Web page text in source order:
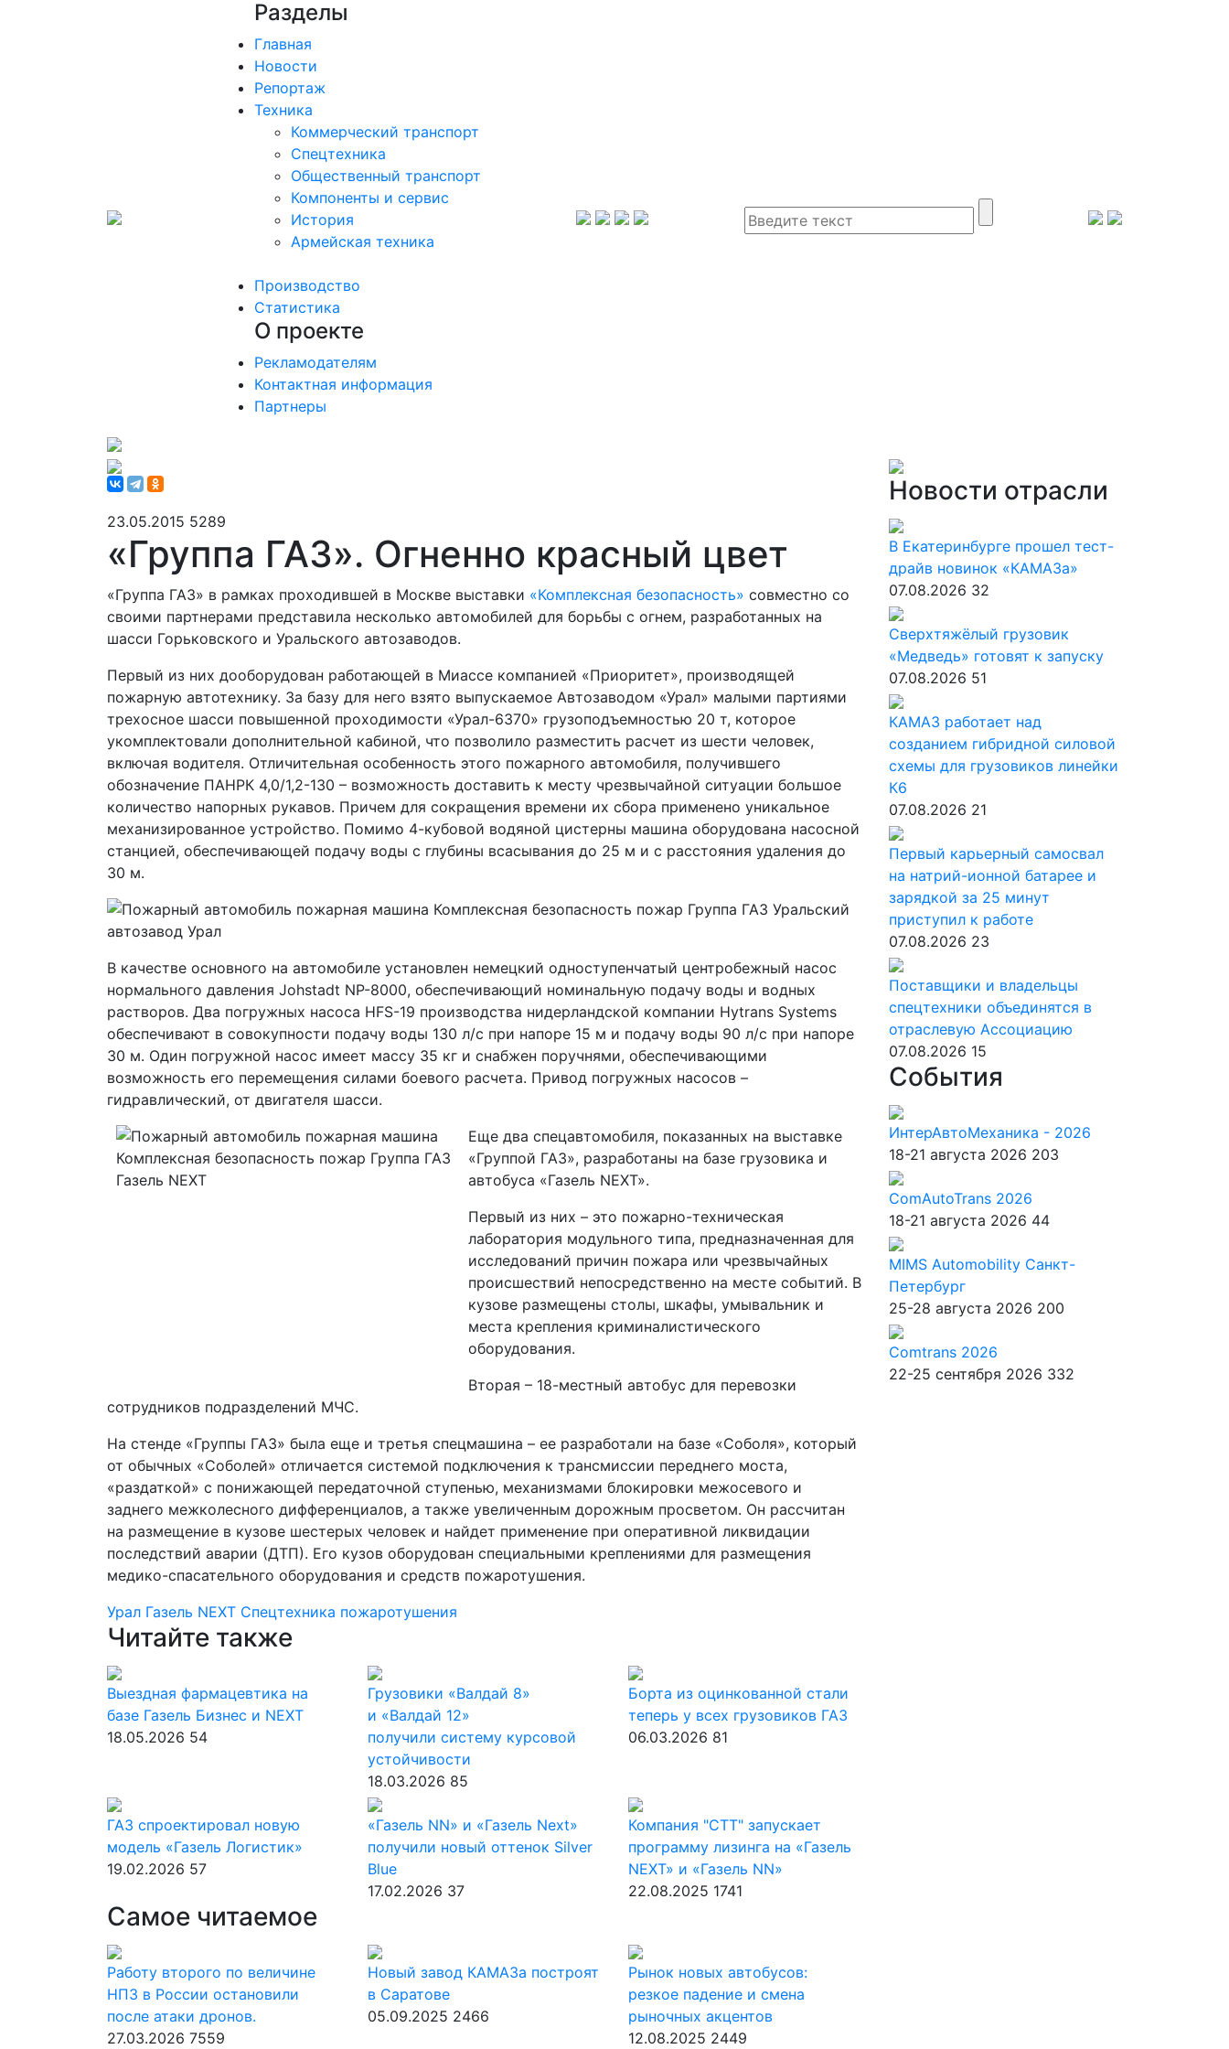
Разделы
Главная
Новости
Репортаж
Техника
Коммерческий транспорт
Спецтехника
Общественный транспорт
Компоненты и сервис
История
Армейская техника
Производство
Статистика
О проекте
Рекламодателям
Контактная информация
Партнеры
23.05.2015 5289
«Группа ГАЗ». Огненно красный цвет
«Группа ГАЗ» в рамках проходившей в Москве выставки «Комплексная безопасность» совместно со
своими партнерами представила несколько автомобилей для борьбы с огнем, разработанных на
шасси Горьковского и Уральского автозаводов.
Первый из них дооборудован работающей в Миассе компанией «Приоритет», производящей
пожарную автотехнику. За базу для него взято выпускаемое Автозаводом «Урал» малыми партиями
трехосное шасси повышенной проходимости «Урал-6370» грузоподъемностью 20 т, которое
укомплектовали дополнительной кабиной, что позволило разместить расчет из шести человек,
включая водителя. Отличительная особенность этого пожарного автомобиля, получившего
обозначение ПАНРК 4,0/1,2-130 – возможность доставить к месту чрезвычайной ситуации большое
количество напорных рукавов. Причем для сокращения времени их сбора применено уникальное
механизированное устройство. Помимо 4-кубовой водяной цистерны машина оборудована насосной
станцией, обеспечивающей подачу воды с глубины всасывания до 25 м и с расстояния удаления до
30 м.
В качестве основного на автомобиле установлен немецкий одноступенчатый центробежный насос
нормального давления Johstadt NP-8000, обеспечивающий номинальную подачу воды и водных
растворов. Два погружных насоса HFS-19 производства нидерландской компании Hytrans Systems
обеспечивают в совокупности подачу воды 130 л/с при напоре 15 м и подачу воды 90 л/с при напоре
30 м. Один погружной насос имеет массу 35 кг и снабжен поручнями, обеспечивающими
возможность его перемещения силами боевого расчета. Привод погружных насосов –
гидравлический, от двигателя шасси.
Еще два спецавтомобиля, показанных на выставке
«Группой ГАЗ», разработаны на базе грузовика и
автобуса «Газель NEXT».
Первый из них – это пожарно-техническая
лаборатория модульного типа, предназначенная для
исследований причин пожара или чрезвычайных
происшествий непосредственно на месте событий. В
кузове размещены столы, шкафы, умывальник и
места крепления криминалистического
оборудования.
Вторая – 18-местный автобус для перевозки
сотрудников подразделений МЧС.
На стенде «Группы ГАЗ» была еще и третья спецмашина – ее разработали на базе «Соболя», который
от обычных «Соболей» отличается системой подключения к трансмиссии переднего моста,
«раздаткой» с понижающей передаточной ступенью, механизмами блокировки межосевого и
заднего межколесного дифференциалов, а также увеличенным дорожным просветом. Он рассчитан
на размещение в кузове шестерых человек и найдет применение при оперативной ликвидации
последствий аварии (ДТП). Его кузов оборудован специальными креплениями для размещения
медико-спасательного оборудования и средств пожаротушения.
Урал Газель NEXT Спецтехника пожаротушения
Читайте также
Выездная фармацевтика на
базе Газель Бизнес и NEXT
18.05.2026 54
Грузовики «Валдай 8»
и «Валдай 12»
получили систему курсовой
устойчивости
18.03.2026 85
Борта из оцинкованной стали
теперь у всех грузовиков ГАЗ
06.03.2026 81
ГАЗ спроектировал новую
модель «Газель Логистик»
19.02.2026 57
«Газель NN» и «Газель Next»
получили новый оттенок Silver
Blue
17.02.2026 37
Компания "СТТ" запускает
программу лизинга на «Газель
NEXT» и «Газель NN»
22.08.2025 1741
Самое читаемое
Работу второго по величине
НПЗ в России остановили
после атаки дронов.
27.03.2026 7559
Новый завод КАМАЗа построят
в Саратове
05.09.2025 2466
Рынок новых автобусов:
резкое падение и смена
рыночных акцентов
12.08.2025 2449
Новости отрасли
В Екатеринбурге прошел тест-
драйв новинок «КАМАЗа»
07.08.2026 32
Сверхтяжёлый грузовик
«Медведь» готовят к запуску
07.08.2026 51
КАМАЗ работает над
созданием гибридной силовой
схемы для грузовиков линейки
К6
07.08.2026 21
Первый карьерный самосвал
на натрий-ионной батарее и
зарядкой за 25 минут
приступил к работе
07.08.2026 23
Поставщики и владельцы
спецтехники объединятся в
отраслевую Ассоциацию
07.08.2026 15
События
ИнтерАвтоМеханика - 2026
18-21 августа 2026 203
ComAutoTrans 2026
18-21 августа 2026 44
MIMS Automobility Санкт-
Петербург
25-28 августа 2026 200
Comtrans 2026
22-25 сентября 2026 332